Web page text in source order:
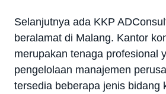
Selanjutnya ada KKP
beralamat di Malang. Kantor
merupakan tenaga profesional
pengelolaan manajemen
tersedia beberapa jenis bidang